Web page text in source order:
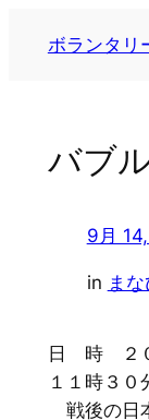
ボランタリ
バブ
9月
in ま
日 時 ２０
１１時３０
戦後の日